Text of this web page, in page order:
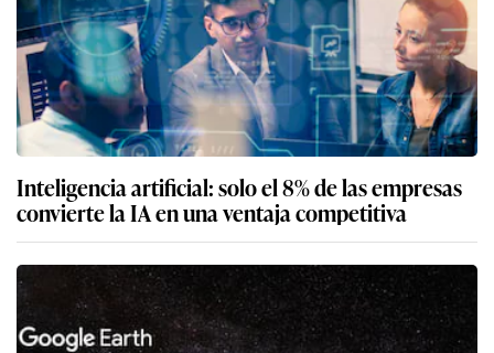
Inteligencia artificial: solo el 8% de las empresas
convierte la IA en una ventaja competitiva